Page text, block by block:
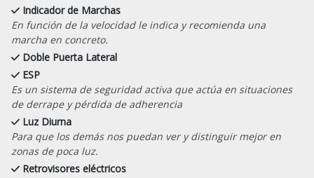
Indicador de Marchas
En función de la velocidad le indica y recomienda una
marcha en concreto.
Doble Puerta Lateral
ESP
Es un sistema de seguridad activa que actúa en situaciones
de derrape y pérdida de adherencia
Luz Diurna
Para que los demás nos puedan ver y distinguir mejor en
zonas de poca luz.
Retrovisores eléctricos